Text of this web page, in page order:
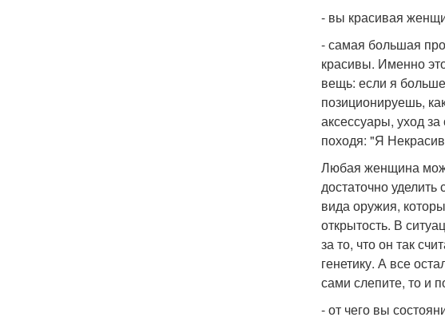
- вы красивая
- самая большая
красивы. Именно
вещь: если я
позиционируешь,
аксессуары, уход
походя: "Я
Любая женщина
достаточно
вида оружия,
открытость. В
за то, что он так
генетику. А все
сами слепите, то и
- от чего вы